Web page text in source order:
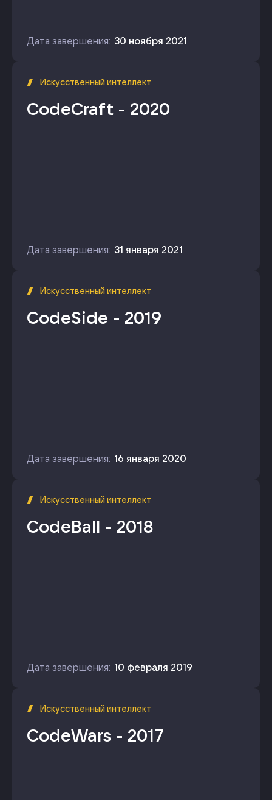
Дата завершения: 30 ноября 2021
Искусственный интеллект
CodeCraft - 2020
Дата завершения: 31 января 2021
Искусственный интеллект
CodeSide - 2019
Дата завершения: 16 января 2020
Искусственный интеллект
CodeBall - 2018
Дата завершения: 10 февраля 2019
Искусственный интеллект
CodeWars - 2017